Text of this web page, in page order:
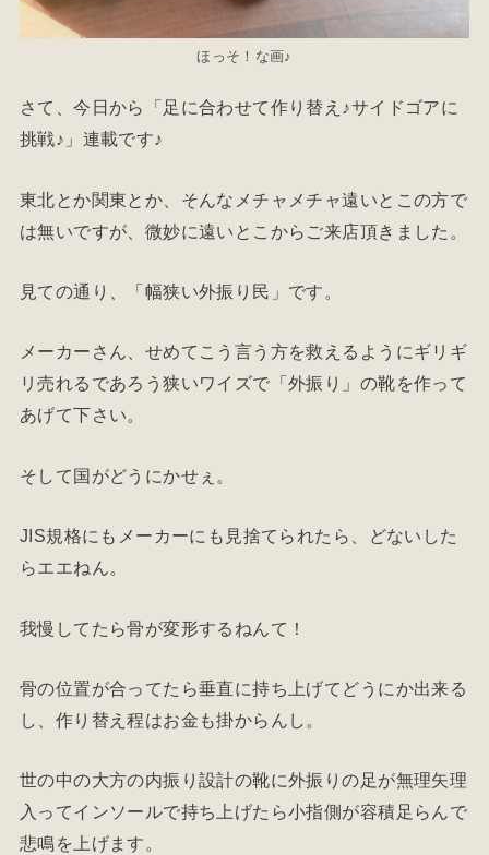
ほっそ！な画♪
さて、今日から「足に合わせて作り替え♪サイドゴアに
挑戦♪」連載です♪
東北とか関東とか、そんなメチャメチャ遠いとこの方で
は無いですが、微妙に遠いとこからご来店頂きました。
見ての通り、「幅狭い外振り民」です。
メーカーさん、せめてこう言う方を救えるようにギリギ
リ売れるであろう狭いワイズで「外振り」の靴を作って
あげて下さい。
そして国がどうにかせぇ。
JIS規格にもメーカーにも見捨てられたら、どないした
らエエねん。
我慢してたら骨が変形するねんて！
骨の位置が合ってたら垂直に持ち上げてどうにか出来る
し、作り替え程はお金も掛からんし。
世の中の大方の内振り設計の靴に外振りの足が無理矢理
入ってインソールで持ち上げたら小指側が容積足らんで
悲鳴を上げます。